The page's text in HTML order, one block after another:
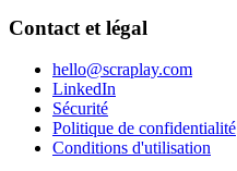
Contact et légal
hello@scraplay.com
LinkedIn
Sécurité
Politique de confidentialité
Conditions d'utilisation